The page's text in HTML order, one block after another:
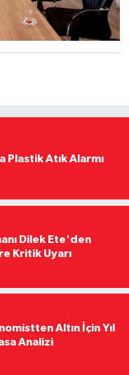
Plastik Atık Alarmı
Dilek Ete'den
Kritik Uyarı
Altın İçin Yıl
Analizi